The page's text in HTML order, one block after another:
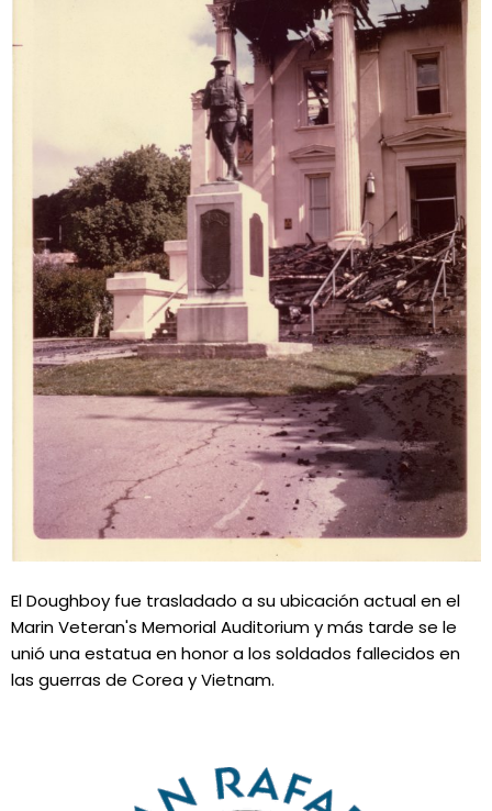
El Doughboy fue trasladado a su ubicación actual en el
Marin Veteran's Memorial Auditorium y más tarde se le
unió una estatua en honor a los soldados fallecidos en
las guerras de Corea y Vietnam.